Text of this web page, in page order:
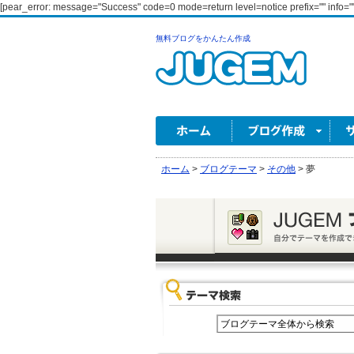
[pear_error: message="Success" code=0 mode=return level=notice prefix=""
無料ブログをかんたん作成
ホーム > ブログテーマ > その他 > 夢